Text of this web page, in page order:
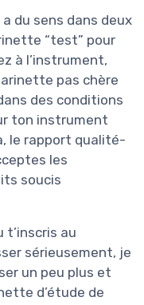
du sens dans deux
“test” pour
à l’instrument,
pas chère
des conditions
ton instrument
le rapport qualité-
les
soucis
t’inscris au
sérieusement, je
un peu plus et
d’étude de